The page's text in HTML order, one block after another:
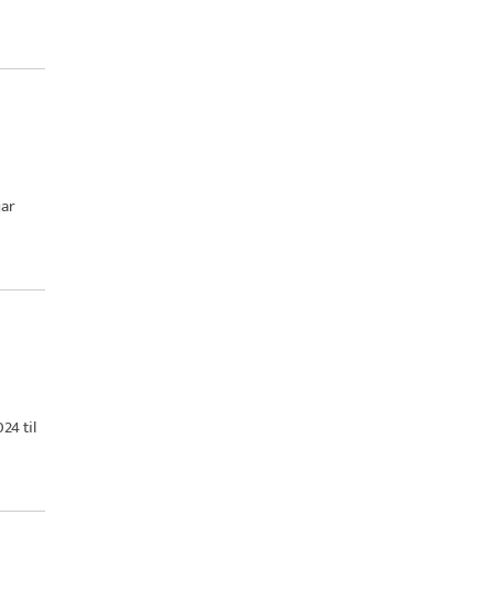
til